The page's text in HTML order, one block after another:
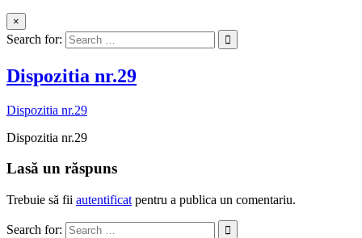
×
Search for:
Dispozitia nr.29
Dispozitia nr.29
Dispozitia nr.29
Lasă un răspuns
Trebuie să fii autentificat pentru a publica un comentariu.
Search for: